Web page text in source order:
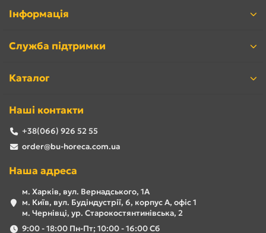
Інформація
Служба підтримки
Каталог
Наші контакти
+38(066) 926 52 55
order@bu-horeca.com.ua
Наша адреса
м. Харків, вул. Вернадського, 1А
м. Київ, вул. Будіндустрії, 6, корпус А, офіс 1
м. Чернівці, ур. Старокостянтинівська, 2
9:00 - 18:00 Пн-Пт; 10:00 - 16:00 Сб